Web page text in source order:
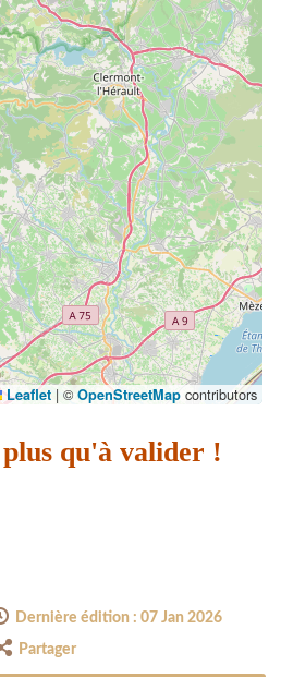
Leaflet | © OpenStreetMap contributors
qu'à valider !
Dernière édition : 07 Jan 2026
Partager